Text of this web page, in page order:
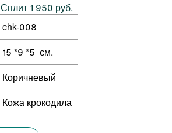
Сплит 1 950 руб.
chk-008
15 *9 *5 см.
Коричневый
Кожа крокодила